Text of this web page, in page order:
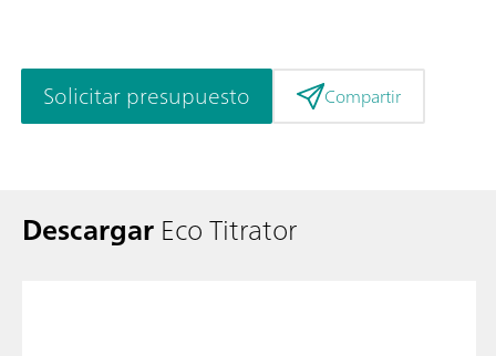
Solicitar presupuesto Compartir
DescargarEco Titrator